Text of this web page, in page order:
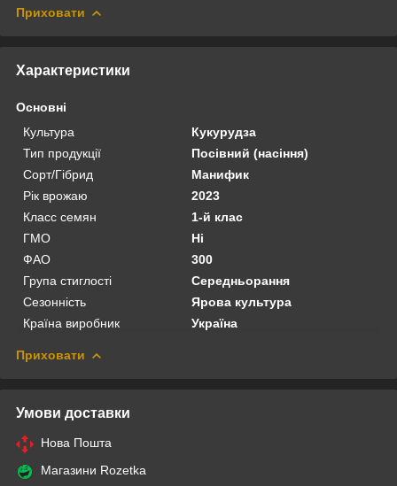
Приховати
Характеристики
Основні
Культура
Кукурудза
Тип продукції
Посівний (насіння)
Сорт/Гібрид
Манифик
Рік врожаю
2023
Класс семян
1-й клас
ГМО
Ні
ФАО
300
Група стиглості
Середньорання
Сезонність
Ярова культура
Країна виробник
Україна
Приховати
Умови доставки
Нова Пошта
Магазини Rozetka